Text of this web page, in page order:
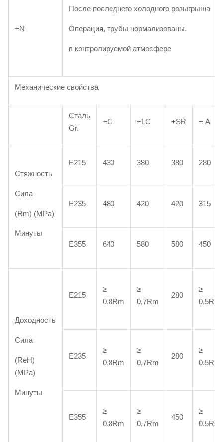
+N
После последнего холодного розыгрыша
Операция, трубы нормализованы.
в контролируемой атмосфере
Механические свойства
Сталь
Gr.
+C +LC +SR + А
Стяжность
Сила
(Rm) (MPa)
Минуты
Е215 430 380 380 280
Е235 480 420 420 315
Е355 640 580 580 450
Доходность
Сила
(ReH)
(MPa)
Минуты
Е215
≥
0,8Rm
≥
0,7Rm
280
≥
0,5Rm
Е235
≥
0,8Rm
≥
0,7Rm
280
≥
0,5Rm
Е355
≥
0,8Rm
≥
0,7Rm
450
≥
0,5Rm